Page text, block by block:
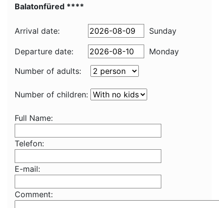
Balatonfüred ****
Arrival date: Sunday
Departure date:
Monday
Number of adults:
Number of children:
Full Name:
Telefon:
E-mail:
Comment: